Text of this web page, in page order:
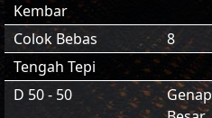
Kembar
Colok Bebas 8
Tengah Tepi
D 50 - 50
Genap